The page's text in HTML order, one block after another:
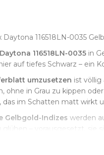
Daytona 116518LN-0035
116518LN-0035 in
auf tiefes Schwarz – ein
umzusetzen ist völlig
ohne in Grau zu kippen
das im Schatten matt
Gelbgold-Indizes werden
glühen – vorausgesetzt, sie